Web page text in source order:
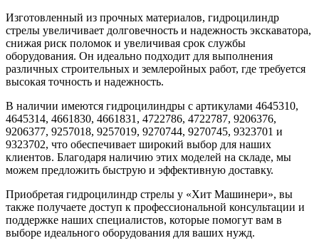
Изготовленный из прочных материалов, гидроцилиндр
стрелы увеличивает долговечность и надежность экскаватора,
снижая риск поломок и увеличивая срок службы
оборудования. Он идеально подходит для выполнения
различных строительных и землеройных работ, где требуется
высокая точность и надежность.
В наличии имеются гидроцилиндры с артикулами 4645310,
4645314, 4661830, 4661831, 4722786, 4722787, 9206376,
9206377, 9257018, 9257019, 9270744, 9270745, 9323701 и
9323702, что обеспечивает широкий выбор для наших
клиентов. Благодаря наличию этих моделей на складе, мы
можем предложить быструю и эффективную доставку.
Приобретая гидроцилиндр стрелы у «Хит Машинери», вы
также получаете доступ к профессиональной консультации и
поддержке наших специалистов, которые помогут вам в
выборе идеального оборудования для ваших нужд.